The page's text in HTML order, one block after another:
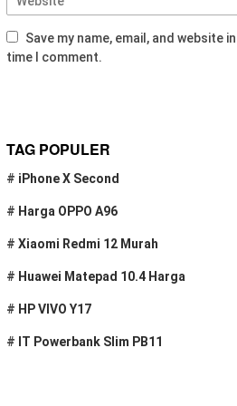
Save my name, email, and website
time I comment.
TAG POPULER
# iPhone X Second
# Harga OPPO A96
# Xiaomi Redmi 12 Murah
# Huawei Matepad 10.4 Harga
# HP VIVO Y17
# IT Powerbank Slim PB11